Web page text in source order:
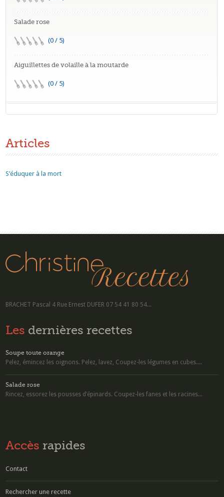
Salade rose
(0 / 5)
Aiguillettes de volaille à la moutarde
(0 / 5)
Articles
S’éduquer à la mort
BRACHET Pascal 4 Rue Ernest DUFER 07 54 41 80 54...
Les dernières recettes
Soupe toute orange
Pelez, émincez les oignons. Pelez, lavez, Coupez-les légumes en cubes....
Salade rose
Rincez, essorez les pousses d’épinards. Coupez-les fanes et les racines...
Accès rapides
Contact
Rechercher une recette